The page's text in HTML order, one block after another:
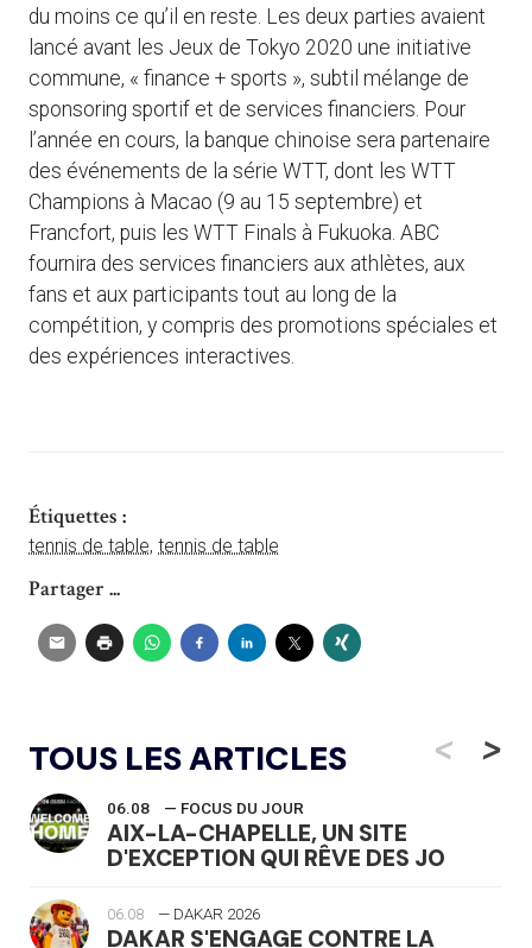
du moins ce qu’il en reste. Les deux parties avaient
lancé avant les Jeux de Tokyo 2020 une initiative
commune, « finance + sports », subtil mélange de
sponsoring sportif et de services financiers. Pour
l’année en cours, la banque chinoise sera partenaire
des événements de la série WTT, dont les WTT
Champions à Macao (9 au 15 septembre) et
Francfort, puis les WTT Finals à Fukuoka. ABC
fournira des services financiers aux athlètes, aux
fans et aux participants tout au long de la
compétition, y compris des promotions spéciales et
des expériences interactives.
Étiquettes :
tennis de table, tennis de table
Partager ...
TOUS LES ARTICLES <
06.08 — FOCUS DU JOUR
AIX-LA-CHAPELLE, UN SITE
D'EXCEPTION QUI RÊVE DES JO
06.08 — DAKAR 2026
DAKAR S'ENGAGE CONTRE LA
>